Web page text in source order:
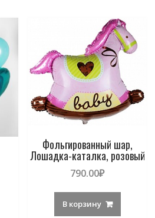
Фольгированный шар,
Лошадка-каталка, розовый
790.00₽
В корзину